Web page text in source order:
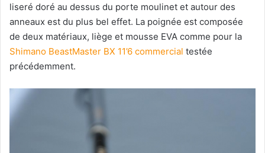
liseré doré au dessus du porte moulinet et autour des
anneaux est du plus bel effet. La poignée est composée
de deux matériaux, liège et mousse EVA comme pour la
Shimano BeastMaster BX 11’6 commercial testée
précédemment.